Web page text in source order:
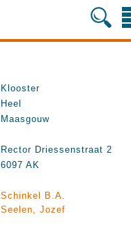
Klooster
Heel
Maasgouw
Rector Driessenstraat 2
6097 AK
Schinkel B.A.
Seelen, Jozef